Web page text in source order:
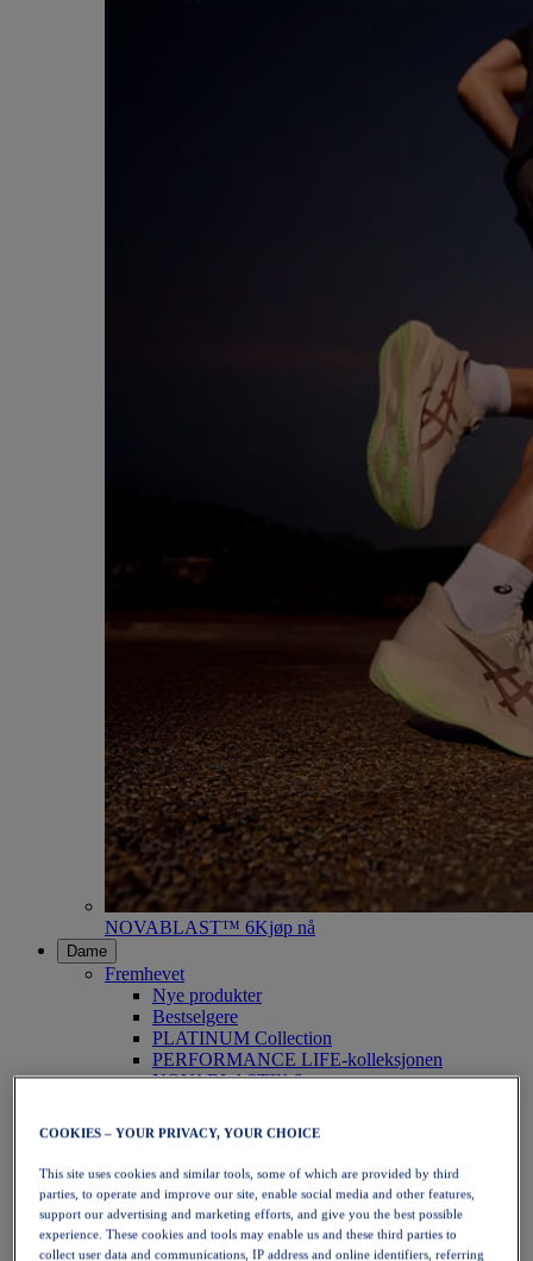
NOVABLAST™ 6Kjøp nå
Dame
Fremhevet
Nye produkter
Bestselgere
PLATINUM Collection
PERFORMANCE LIFE-kolleksjonen
NOVABLAST™ 6
Løping
Terrengløping
Tennis
Volleyball
Håndball
Padel
Netball
COOKIES – YOUR PRIVACY, YOUR CHOICE
This site uses cookies and similar tools, some of which are provided by third
parties, to operate and improve our site, enable social media and other features,
support our advertising and marketing efforts, and give you the best possible
experience. These cookies and tools may enable us and these third parties to
collect user data and communications, IP address and online identifiers, referring